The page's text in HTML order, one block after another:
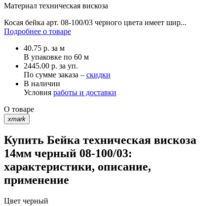
Материал техническая вискоза
Косая бейка арт. 08-100/03 черного цвета имеет шир...
Подробнее о товаре
40.75 р. за м
В упаковке по 60 м
2445.00 р. за уп.
По сумме заказа – скидки
В наличии
Условия работы и доставки
О товаре
xmark
Купить Бейка техническая вискоза
14мм черный 08-100/03:
характеристики, описание,
применение
Цвет черный